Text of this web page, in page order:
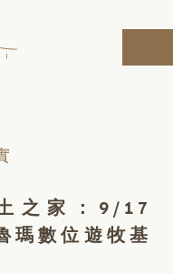
之家：9/17
數位遊牧基